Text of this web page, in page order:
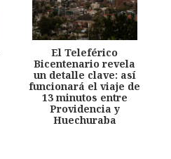
El Teleférico
Bicentenario revela
un detalle clave: así
funcionará el viaje de
13 minutos entre
Providencia y
Huechuraba